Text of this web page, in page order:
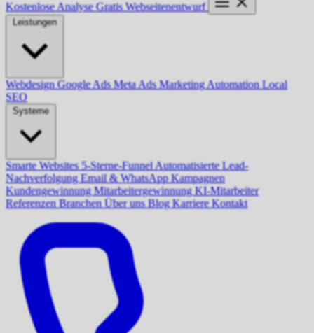
Kostenlose AnalyseGratis Webseitenentwurf
Leistungen
WebdesignGoogle Ads Meta Ads Marketing Automation Local
SEO
Systeme
Smarte Websites5-Sterne-FunnelAutomatisierte Lead-
Nachverfolgung Email & WhatsApp Kampagnen
Kundengewinnung Mitarbeitergewinnung KI-Mitarbeiter
Referenzen Branchen Über uns Blog Karriere Kontakt